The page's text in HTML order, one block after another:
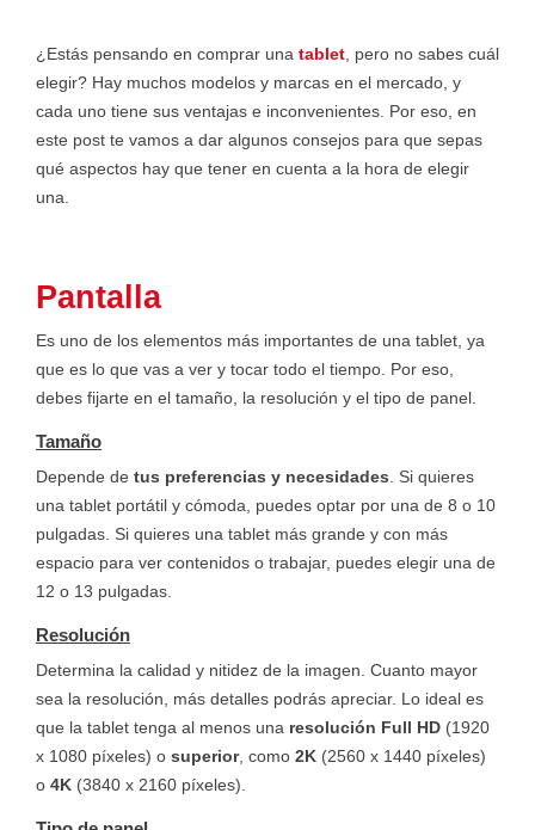
¿Estás pensando en comprar una tablet , pero no sabes cuál
elegir? Hay muchos modelos y marcas en el mercado, y
cada uno tiene sus ventajas e inconvenientes. Por eso, en
este post te vamos a dar algunos consejos para que sepas
qué aspectos hay que tener en cuenta a la hora de elegir
una.
Pantalla
Es uno de los elementos más importantes de una tablet, ya
que es lo que vas a ver y tocar todo el tiempo. Por eso,
debes fijarte en el tamaño, la resolución y el tipo de panel.
Tamaño
Depende de tus preferencias y necesidades . Si quieres
una tablet portátil y cómoda, puedes optar por una de 8 o 10
pulgadas. Si quieres una tablet más grande y con más
espacio para ver contenidos o trabajar, puedes elegir una de
12 o 13 pulgadas.
Resolución
Determina la calidad y nitidez de la imagen. Cuanto mayor
sea la resolución, más detalles podrás apreciar. Lo ideal es
que la tablet tenga al menos una resolución Full HD (1920
x 1080 píxeles) o superior, como 2K (2560 x 1440 píxeles)
o 4K (3840 x 2160 píxeles).